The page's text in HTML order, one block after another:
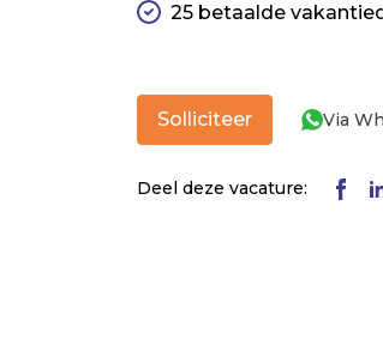
25 betaalde
Solliciteer Via
Deel deze vacature: